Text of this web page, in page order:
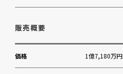
販売概要
価格 1億7,180万円